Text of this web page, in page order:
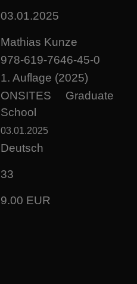
03.01.2025
Mathias Kunze
978-619-7646-45-0
1. Auflage (2025)
ONSITES Graduate
School
03.01.2025
Deutsch
33
9.00 EUR